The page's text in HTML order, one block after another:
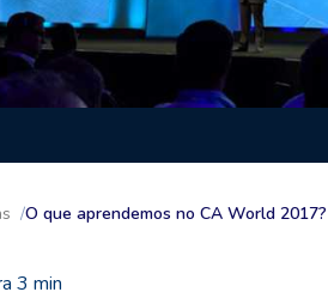
O que aprendemos no CA World 2017?
3 min